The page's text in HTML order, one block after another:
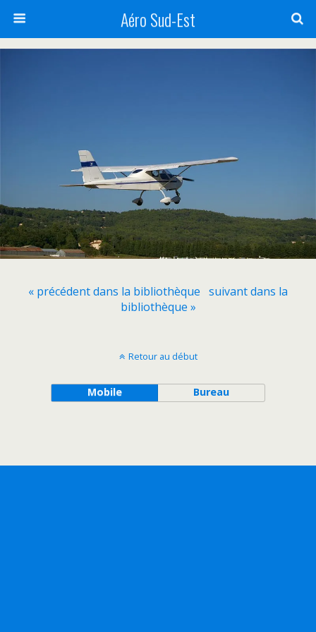
Aéro Sud-Est
« précédent dans la bibliothèque suivant dans la
bibliothèque »
Retour au début
Mobile Bureau